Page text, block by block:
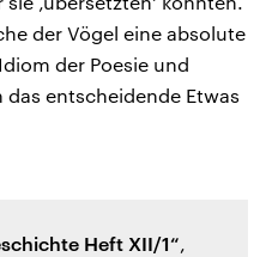
der Vögel eine absolute
der Poesie und
entscheidende Etwas
Heft XII/1“,